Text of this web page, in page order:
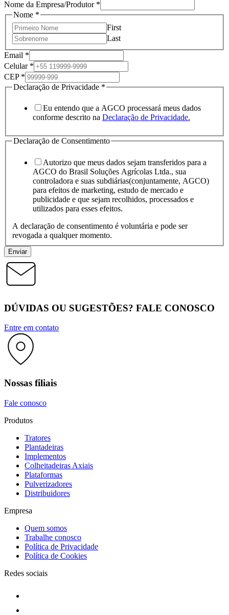
Nome da Empresa/Produtor *
Nome *
First
Last
Email *
Email
Consentimento
Empresa/Produtor
Celular *
CEP *
Declaração de Privacidade *
Eu entendo que a AGCO processará meus dados
conforme descrito na Declaração de Privacidade.
Declaração de Consentimento
Autorizo que meus dados sejam transferidos para a
AGCO do Brasil Soluções Agrícolas Ltda., sua
controladora e suas subdiárias(conjuntamente, AGCO)
para efeitos de marketing, estudo de mercado e
publicidade e que sejam recolhidos, processados e
utilizados para esses efeitos.
A declaração de consentimento é voluntária e pode ser
revogada a qualquer momento.
Enviar
DÚVIDAS OU SUGESTÕES? FALE CONOSCO
Entre em contato
Nossas filiais
Fale conosco
Produtos
Tratores
Plantadeiras
Implementos
Colheitadeiras Axiais
Plataformas
Pulverizadores
Distribuidores
Empresa
Quem somos
Trabalhe conosco
Política de Privacidade
Política de Cookies
Redes sociais